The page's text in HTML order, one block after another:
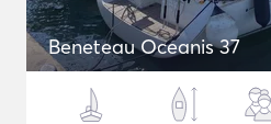
Beneteau Oceanis 37